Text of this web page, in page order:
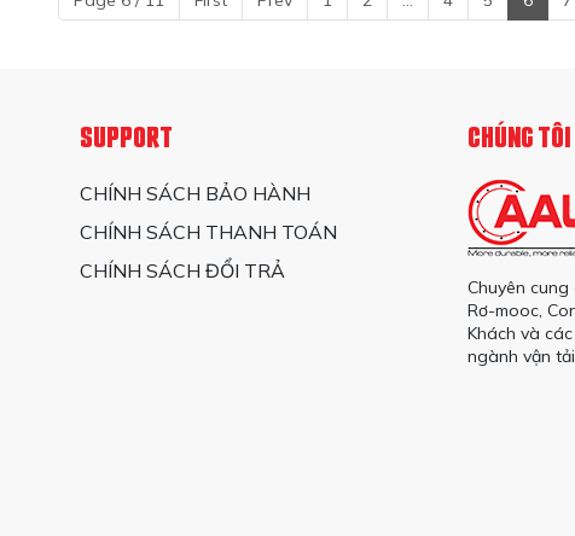
SUPPORT
CHÍNH SÁCH BẢO HÀNH
CHÍNH SÁCH THANH TOÁN
CHÍNH SÁCH ĐỔI TRẢ
CHÚNG
Chuyên cung
Rơ-mooc,
Khách và
ngành vận tải